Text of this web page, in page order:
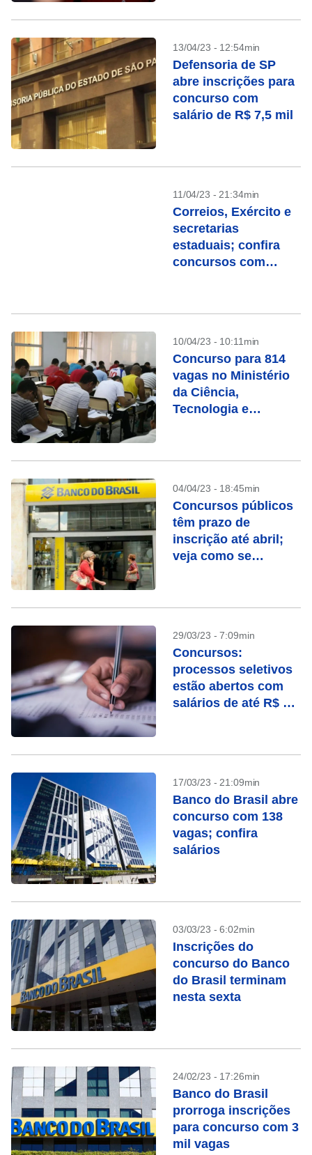
13/04/23 - 12:54min
Defensoria de SP
abre inscrições para
concurso com
salário de R$ 7,5 mil
11/04/23 - 21:34min
Correios, Exército e
secretarias
estaduais; confira
concursos com
10/04/23 - 10:11min
Concurso para 814
vagas no Ministério
da Ciência,
Tecnologia e
04/04/23 - 18:45min
Concursos públicos
têm prazo de
inscrição até abril;
veja como se
29/03/23 - 7:09min
Concursos:
processos seletivos
estão abertos com
salários de até R$ 32
17/03/23 - 21:09min
Banco do Brasil abre
concurso com 138
vagas; confira
salários
03/03/23 - 6:02min
Inscrições do
concurso do Banco
do Brasil terminam
nesta sexta
24/02/23 - 17:26min
Banco do Brasil
prorroga inscrições
para concurso com 3
mil vagas